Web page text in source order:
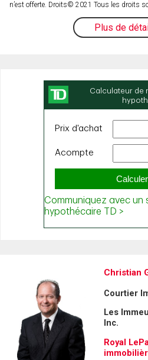
n’est offerte. Droits© 2021 Tous les droits
Plus de
Christian
Courtier
Les
Inc.
Royal